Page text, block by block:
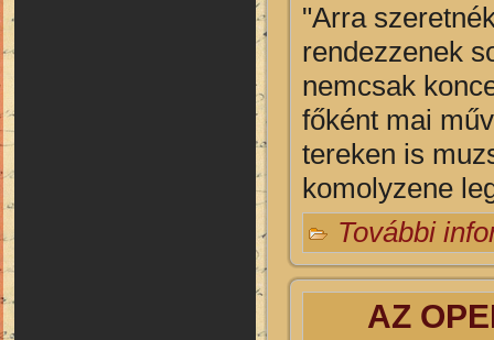
"Arra
rendezzenek
nemcsak
főként mai
tereken is
komolyzene
További
AZ